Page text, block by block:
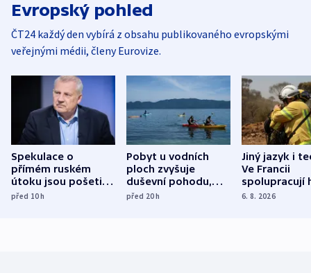
Evropský pohled
ČT24 každý den vybírá z obsahu publikovaného evropskými
veřejnými médii, členy Eurovize.
Spekulace o
přímém ruském
útoku jsou pošetilé,
míní estonský
před 10h
Pobyt u vodních
ploch zvyšuje
duševní pohodu,
ukázala
před 20h
Jiný jazyk i
Ve Francii
spolupracují
různých zemí
6. 8. 2026